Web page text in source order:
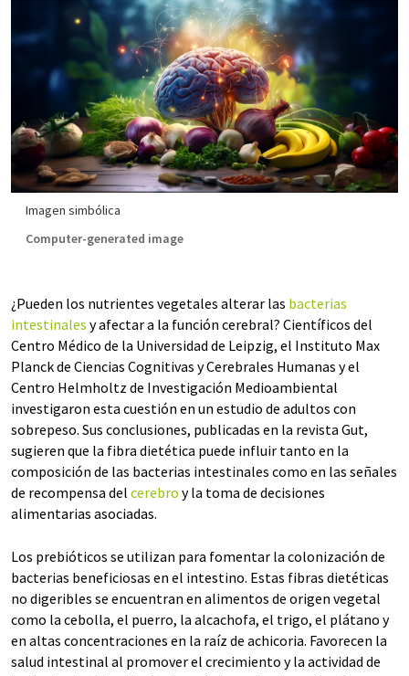
Imagen simbólica
Computer-generated image
¿Pueden los nutrientes vegetales alterar las bacterias
intestinales y afectar a la función cerebral? Científicos del
Centro Médico de la Universidad de Leipzig, el Instituto Max
Planck de Ciencias Cognitivas y Cerebrales Humanas y el
Centro Helmholtz de Investigación Medioambiental
investigaron esta cuestión en un estudio de adultos con
sobrepeso. Sus conclusiones, publicadas en la revista Gut,
sugieren que la fibra dietética puede influir tanto en la
composición de las bacterias intestinales como en las señales
de recompensa del cerebro y la toma de decisiones
alimentarias asociadas.
Los prebióticos se utilizan para fomentar la colonización de
bacterias beneficiosas en el intestino. Estas fibras dietéticas
no digeribles se encuentran en alimentos de origen vegetal
como la cebolla, el puerro, la alcachofa, el trigo, el plátano y
en altas concentraciones en la raíz de achicoria. Favorecen la
salud intestinal al promover el crecimiento y la actividad de